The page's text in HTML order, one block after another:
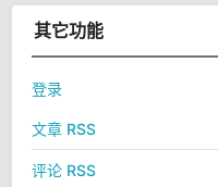
其它功能
登录
文章 RSS
评论 RSS